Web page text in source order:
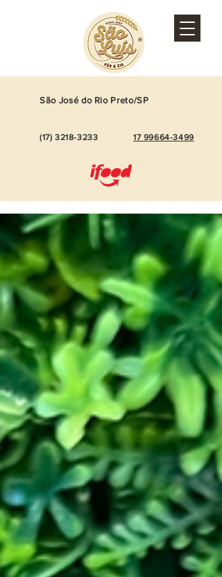
São José do Rio Preto/SP
(17) 3218-3233 17 99664-3499